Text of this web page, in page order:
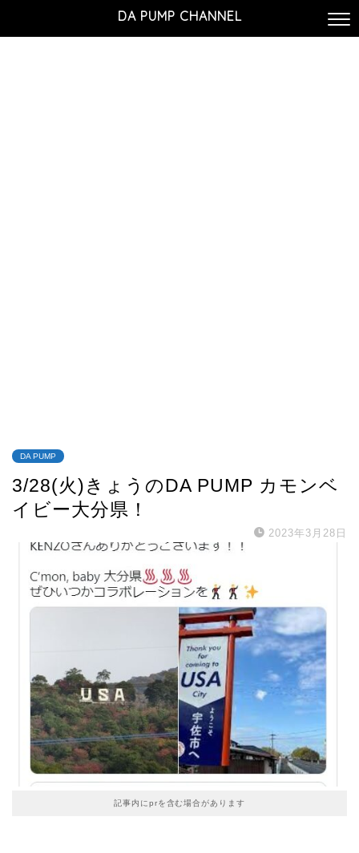
DA PUMP CHANNEL
DA PUMP
3/28(火)きょうのDA PUMP カモンベ
イビー大分県！
2023年3月28日
記事内にprを含む場合があります